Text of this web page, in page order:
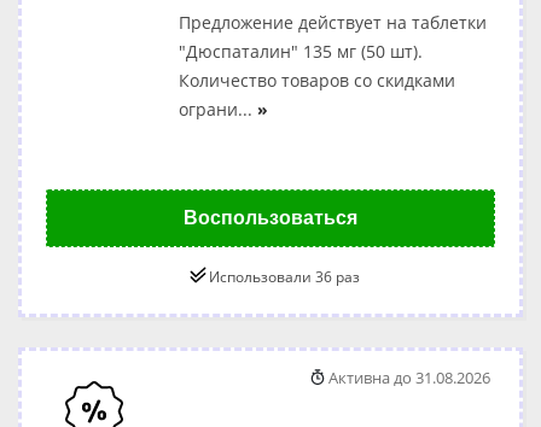
Предложение действует на таблетки
"Дюспаталин" 135 мг (50 шт).
Количество товаров со скидками
ограни... »
Воспользоваться
Использовали 36 раз
Активна до 31.08.2026